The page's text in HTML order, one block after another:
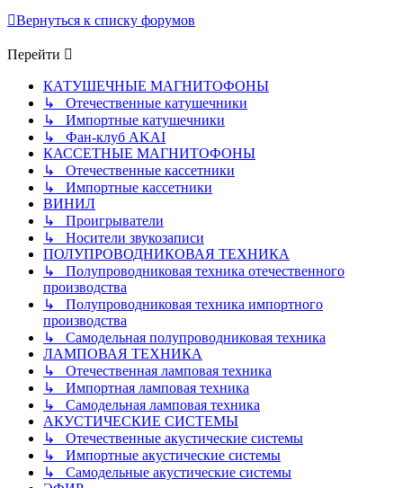
Вернуться к списку форумов
Перейти
КАТУШЕЧНЫЕ МАГНИТОФОНЫ
↳ Отечественные катушечники
↳ Импортные катушечники
↳ Фан-клуб AKAI
КАССЕТНЫЕ МАГНИТОФОНЫ
↳ Отечественные кассетники
↳ Импортные кассетники
ВИНИЛ
↳ Проигрыватели
↳ Носители звукозаписи
ПОЛУПРОВОДНИКОВАЯ ТЕХНИКА
↳ Полупроводниковая техника отечественного
производства
↳ Полупроводниковая техника импортного
производства
↳ Самодельная полупроводниковая техника
ЛАМПОВАЯ ТЕХНИКА
↳ Отечественная ламповая техника
↳ Импортная ламповая техника
↳ Самодельная ламповая техника
АКУСТИЧЕСКИЕ СИСТЕМЫ
↳ Отечественные акустические системы
↳ Импортные акустические системы
↳ Самодельные акустические системы